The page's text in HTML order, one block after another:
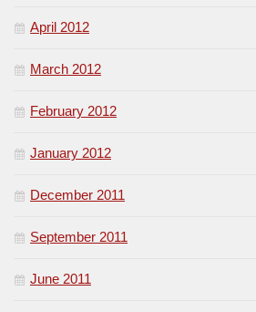
April 2012
March 2012
February 2012
January 2012
December 2011
September 2011
June 2011